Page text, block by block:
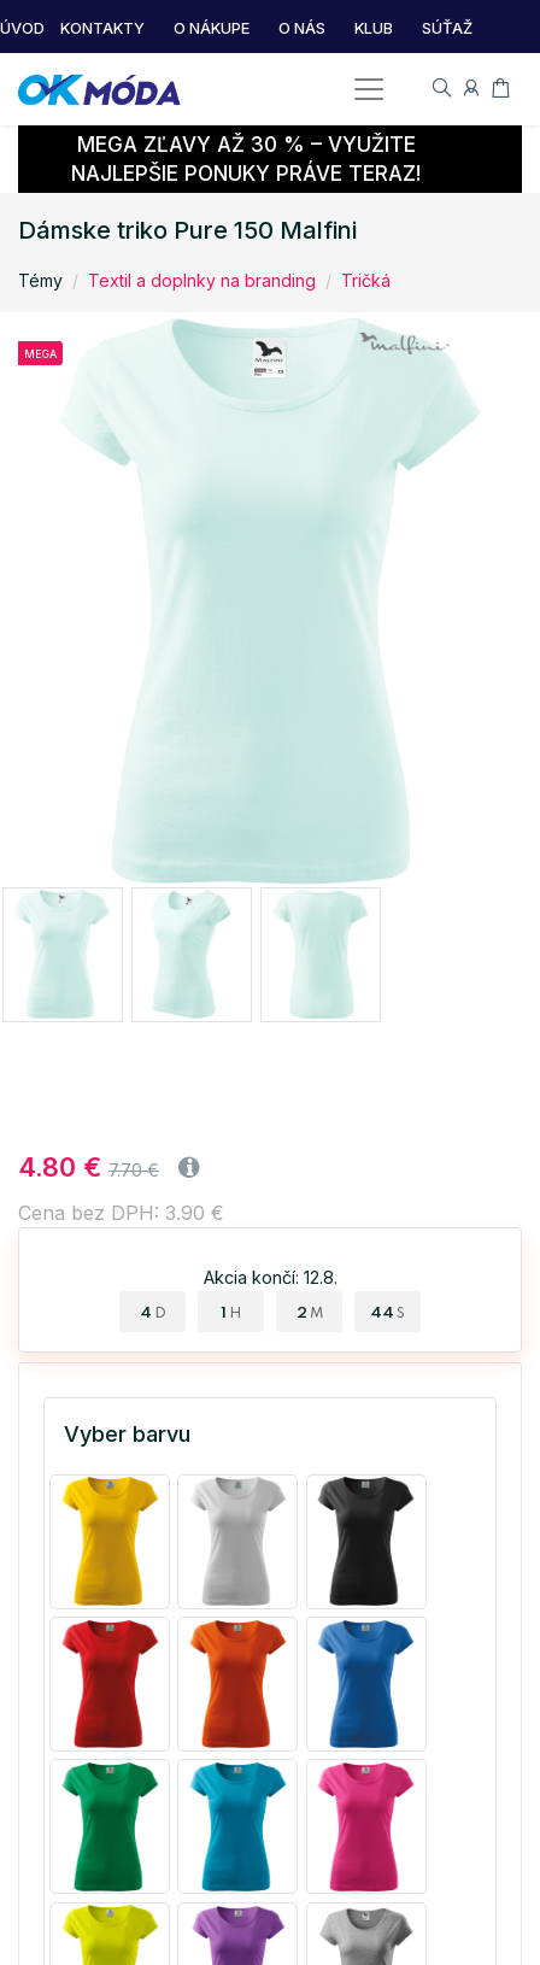
ÚVOD KONTAKTY O NÁKUPE O NÁS KLUB SÚŤAŽ
MEGA ZĽAVY AŽ 30 % – VYUŽITE
NAJLEPŠIE PONUKY PRÁVE TERAZ!
Dámske triko Pure 150 Malfini
Témy Textil a doplnky na branding Tričká
MEGA
4.80 € 7.70 €
Cena bez DPH: 3.90 €
Akcia končí: 12.8.
4 D 1 H 2 M 44 S
Vyber barvu